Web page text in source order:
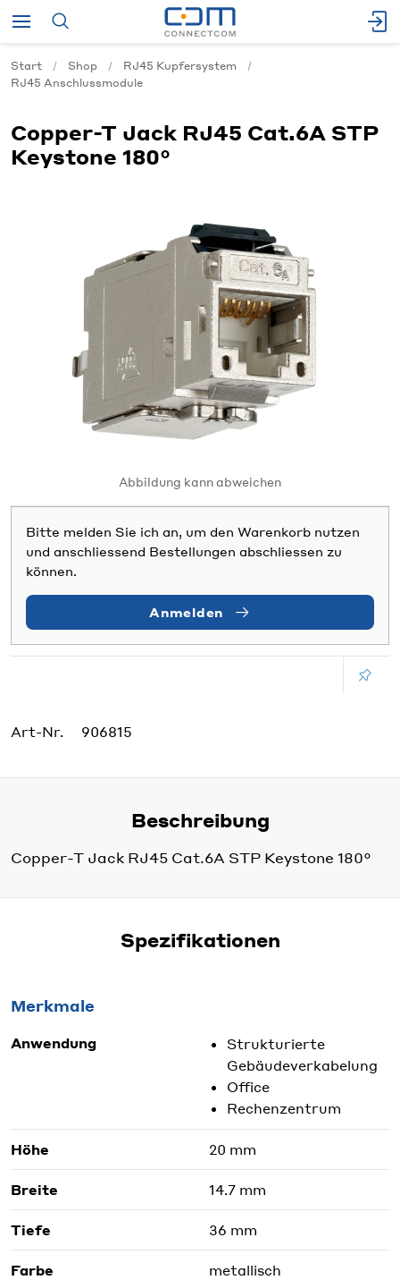
Start Shop
RJ45 Kupfersystem
RJ45 Anschlussmodule
Copper-T Jack RJ45 Cat.6A STP
Keystone 180°
Abbildung kann abweichen
Bitte melden Sie ich an, um den Warenkorb nutzen
und anschliessend Bestellungen abschliessen zu
können.
Anmelden
Art-Nr. 906815
Beschreibung
Copper-T Jack RJ45 Cat.6A STP Keystone 180°
Spezifikationen
Merkmale
Anwendung
Strukturierte
Gebäudeverkabelung
Office
Rechenzentrum
Höhe 20 mm
Breite 14.7 mm
Tiefe 36 mm
Farbe metallisch